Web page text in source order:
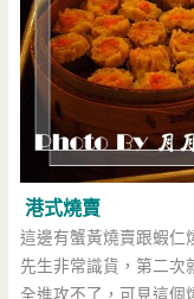
港式燒賣
這邊有蟹黃燒賣跟蝦仁
先生非常識貨，第二次